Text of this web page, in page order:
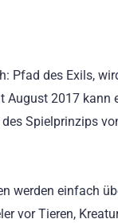
Pfad des Exils,
August 2017 kann
Spielprinzips
werden einfach
vor Tieren,